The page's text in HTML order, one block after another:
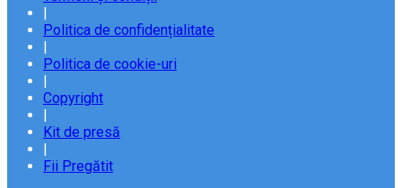
Politica de confidențialitate
Politica de cookie-uri
Copyright
Kit de presă
Fii Pregătit